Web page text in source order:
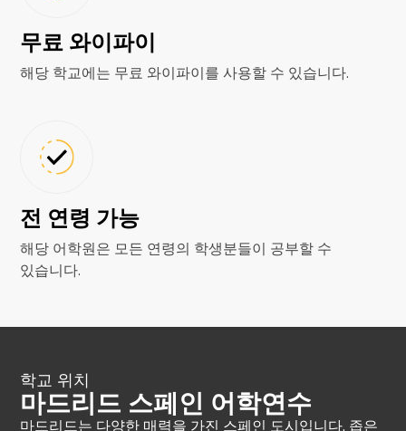
무료 와이파이
해당 학교에는 무료 와이파이를 사용할 수 있습니다.
전 연령 가능
해당 어학원은 모든 연령의 학생분들이 공부할 수
있습니다.
학교 위치
마드리드 스페인 어학연수
마드리드는 다양한 매력을 가진 스페인 도시입니다. 좁은